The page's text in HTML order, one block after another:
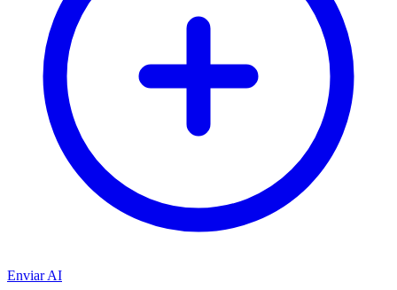
Enviar AI